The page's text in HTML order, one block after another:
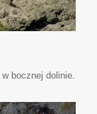
bocznej dolinie.